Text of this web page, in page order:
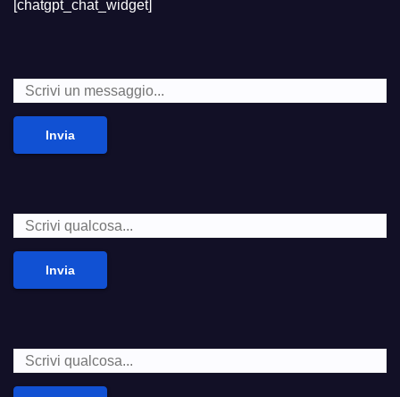
[chatgpt_chat_widget]
Invia
Invia